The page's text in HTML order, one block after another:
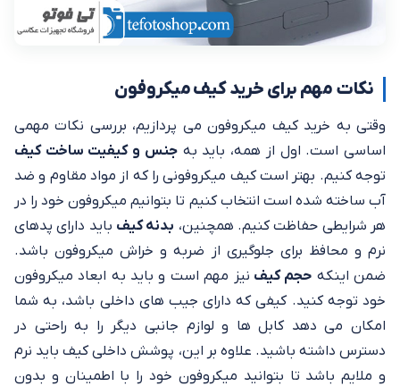
نکات مهم برای خرید کیف میکروفون
وقتی به خرید کیف میکروفون می‌ پردازیم، بررسی نکات مهمی
اساسی است. اول از همه، باید بهجنس و کیفیت ساخت کیف
توجه کنیم. بهتر است کیف میکروفونی را که از مواد مقاوم و ضد
آب ساخته شده است انتخاب کنیم تا بتوانیم میکروفون خود را در
هر شرایطی حفاظت کنیم. همچنین، بدنه کیف باید دارای پد‌های
نرم و محافظ برای جلوگیری از ضربه و خراش میکروفون باشد.
ضمن اینکه حجم کیف نیز مهم است و باید به ابعاد میکروفون
خود توجه کنید. کیفی که دارای جیب‌ های داخلی باشد، به شما
امکان می‌ دهد کابل‌ ها و لوازم جانبی دیگر را به راحتی در
دسترس داشته باشید. علاوه بر این، پوشش داخلی کیف باید نرم
و ملایم باشد تا بتوانید میکروفون خود را با اطمینان و بدون